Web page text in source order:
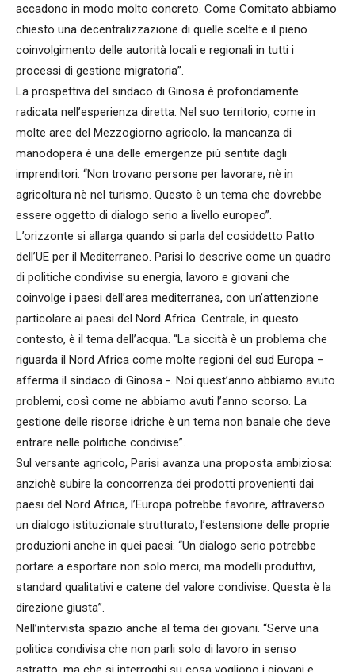
accadono in modo molto concreto. Come Comitato abbiamo
chiesto una decentralizzazione di quelle scelte e il pieno
coinvolgimento delle autorità locali e regionali in tutti i
processi di gestione migratoria”.
La prospettiva del sindaco di Ginosa è profondamente
radicata nell’esperienza diretta. Nel suo territorio, come in
molte aree del Mezzogiorno agricolo, la mancanza di
manodopera è una delle emergenze più sentite dagli
imprenditori: “Non trovano persone per lavorare, nè in
agricoltura nè nel turismo. Questo è un tema che dovrebbe
essere oggetto di dialogo serio a livello europeo”.
L’orizzonte si allarga quando si parla del cosiddetto Patto
dell’UE per il Mediterraneo. Parisi lo descrive come un quadro
di politiche condivise su energia, lavoro e giovani che
coinvolge i paesi dell’area mediterranea, con un’attenzione
particolare ai paesi del Nord Africa. Centrale, in questo
contesto, è il tema dell’acqua. “La siccità è un problema che
riguarda il Nord Africa come molte regioni del sud Europa –
afferma il sindaco di Ginosa -. Noi quest’anno abbiamo avuto
problemi, così come ne abbiamo avuti l’anno scorso. La
gestione delle risorse idriche è un tema non banale che deve
entrare nelle politiche condivise”.
Sul versante agricolo, Parisi avanza una proposta ambiziosa:
anzichè subire la concorrenza dei prodotti provenienti dai
paesi del Nord Africa, l’Europa potrebbe favorire, attraverso
un dialogo istituzionale strutturato, l’estensione delle proprie
produzioni anche in quei paesi: “Un dialogo serio potrebbe
portare a esportare non solo merci, ma modelli produttivi,
standard qualitativi e catene del valore condivise. Questa è la
direzione giusta”.
Nell’intervista spazio anche al tema dei giovani. “Serve una
politica condivisa che non parli solo di lavoro in senso